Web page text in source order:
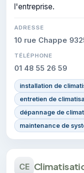
l'entreprise.
ADRESSE
10 rue Chappe
TÉLÉPHONE
01 48 55 26 59
installation de
entretien de
dépannage de
maintenance de
CE